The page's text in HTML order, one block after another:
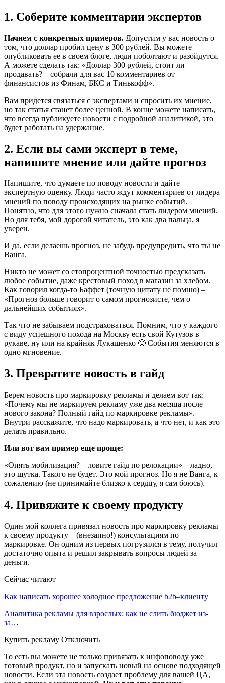
1. Соберите комментарии экспертов
Начнем с конкретных примеров. Допустим у вас новость о
том, что доллар пробил цену в 300 рублей. Вы можете
опубликовать ее в своем блоге, люди поболтают и разойдутся.
А можете сделать так: «Доллар 300 рублей, стоит ли
продавать? – собрали для вас 10 комментариев от
финансистов из Финам, БКС и Тинькофф».
Вам придется связаться с экспертами и спросить их мнение,
но так статья станет более ценной. В конце можете написать,
что всегда публикуете новости с подробной аналитикой, это
будет работать на удержание.
2. Если вы сами эксперт в теме,
напишите мнение или дайте прогноз
Напишите, что думаете по поводу новости и дайте
экспертную оценку. Люди часто ждут комментариев от лидера
мнений по поводу происходящих на рынке событий.
Понятно, что для этого нужно сначала стать лидером мнений.
Но для тебя, мой дорогой читатель, это как два пальца, я
уверен.
И да, если делаешь прогноз, не забудь предупредить, что ты не
Ванга.
Никто не может со стопроцентной точностью предсказать
любое событие, даже крестовый поход в магазин за хлебом.
Как говорил когда-то Баффет (точную цитату не помню) –
«Прогноз больше говорит о самом прогнозисте, чем о
дальнейших событиях».
Так что не забываем подстраховаться. Помним, что у каждого
с виду успешного похода на Москву есть свой Кутузов в
рукаве, ну или на крайняк Лукашенко 🙂 События меняются в
одно мгновение.
3. Превратите новость в гайд
Берем новость про маркировку рекламы и делаем вот так:
«Почему мы не маркируем рекламу уже два месяца после
нового закона? Полный гайд по маркировке рекламы».
Внутри расскажите, что надо маркировать, а что нет, и как это
делать правильно.
Или вот вам пример еще проще:
«Опять мобилизация? – ловите гайд по релокации» – ладно,
это шутка. Такого не будет. Это мой прогноз. Но я не Ванга, к
сожалению (не принимайте близко к сердцу, я сам боюсь).
4. Привяжите к своему продукту
Один мой коллега привязал новость про маркировку рекламы
к своему продукту – (внезапно!) консультациям по
маркировке. Он одним из первых погрузился в тему, получил
достаточно опыта и решил закрывать вопросы людей за
деньги.
Сейчас читают
Как написать хорошее холодное предложение b2b–клиенту
Аналитика рекламы для взрослых: как не слить бюджет из-
за…
Купить рекламу Отключить
То есть вы можете не только привязать к инфоповоду уже
готовый продукт, но и запускать новый на основе подходящей
новости. Если эта новость создает проблему для вашей ЦА,